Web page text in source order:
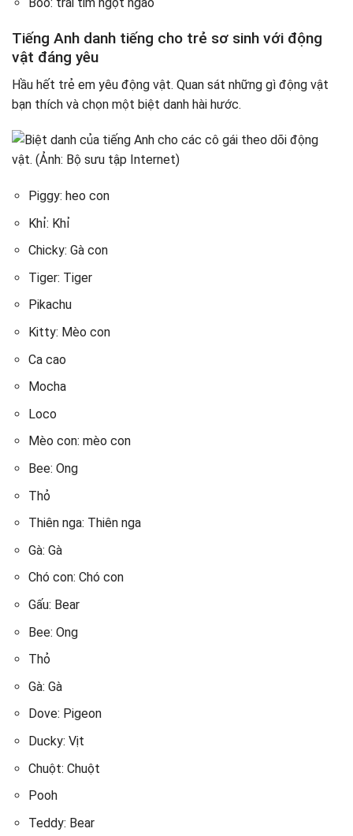
Tiếng Anh danh tiếng cho trẻ sơ sinh với động
vật đáng yêu
Hầu hết trẻ em yêu động vật. Quan sát những gì động vật
bạn thích và chọn một biệt danh hài hước.
Piggy: heo con
Khỉ: Khỉ
Chicky: Gà con
Tiger: Tiger
Pikachu
Kitty: Mèo con
Ca cao
Mocha
Loco
Mèo con: mèo con
Bee: Ong
Thỏ
Thiên nga: Thiên nga
Gà: Gà
Chó con: Chó con
Gấu: Bear
Bee: Ong
Thỏ
Gà: Gà
Dove: Pigeon
Ducky: Vịt
Chuột: Chuột
Pooh
Teddy: Bear